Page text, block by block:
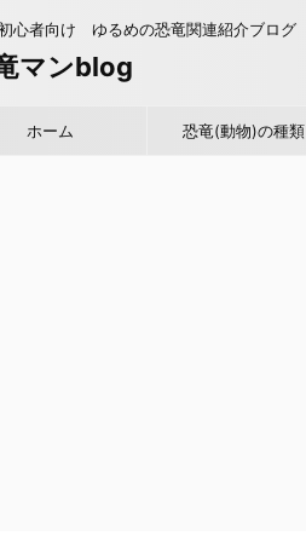
心者向け ゆるめの恐竜関連紹介ブログ
マンblog
ホーム 恐竜(動物)の種類